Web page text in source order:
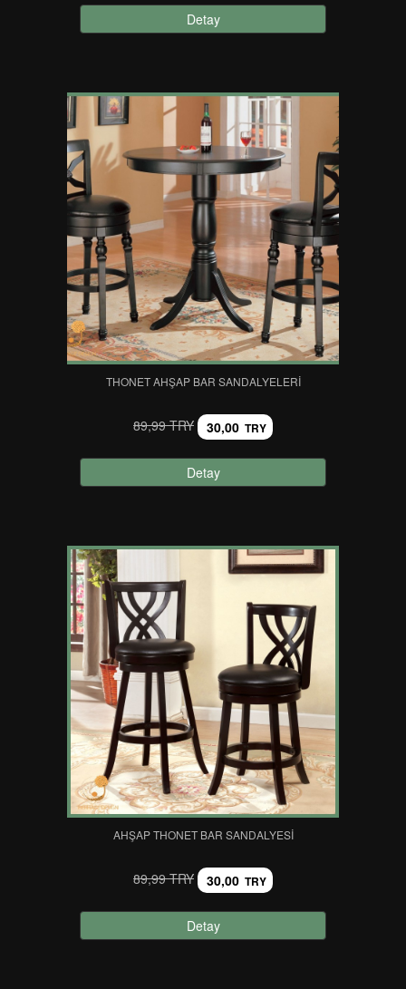
Detay
THONET AHŞAP BAR SANDALYELERI
89,99 TRY 30,00 TRY
Detay
AHŞAP THONET BAR SANDALYESI
89,99 TRY 30,00 TRY
Detay